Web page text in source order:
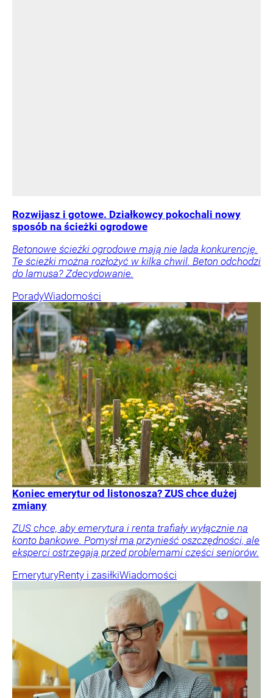
Rozwijasz i gotowe. Działkowcy pokochali nowy
sposób na ścieżki ogrodowe
Betonowe ścieżki ogrodowe mają nie lada konkurencję.
Te ścieżki można rozłożyć w kilka chwil. Beton odchodzi
do lamusa? Zdecydowanie.
PoradyWiadomości
Koniec emerytur od listonosza? ZUS chce dużej
zmiany
ZUS chce, aby emerytura i renta trafiały wyłącznie na
konto bankowe. Pomysł ma przynieść oszczędności, ale
eksperci ostrzegają przed problemami części seniorów.
EmeryturyRenty i zasiłkiWiadomości